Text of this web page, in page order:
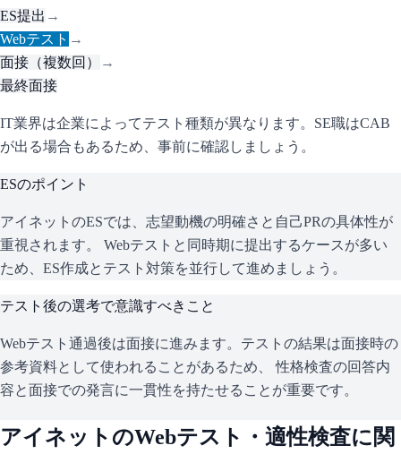
ES提出 →
Webテスト →
面接（複数回）
→
最終面接
IT業界は企業によってテスト種類が異なります。SE職はCAB
が出る場合もあるため、事前に確認しましょう。
ESのポイント
アイネット のESでは、志望動機の明確さと自己PRの具体性が
重視されます。 Webテストと同時期に提出するケースが多い
ため、ES作成とテスト対策を並行して進めましょう。
テスト後の選考で意識すべきこと
Webテスト通過後は面接に進みます。テストの結果は面接時の
参考資料として使われることがあるため、 性格検査の回答内
容と面接での発言に一貫性を持たせることが重要です。
アイネット のWebテスト・適性検査に関